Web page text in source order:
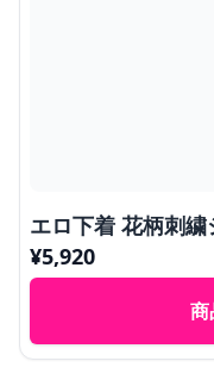
エロ下着 花柄刺
¥5,920
商